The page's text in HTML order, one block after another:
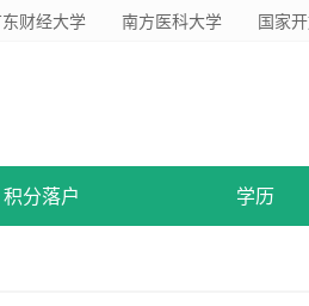
财经大学 南方医科大学 国家
积分落户 学历